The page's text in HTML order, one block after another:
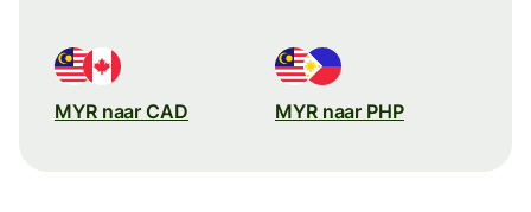
MYR naar CAD MYR naar PHP